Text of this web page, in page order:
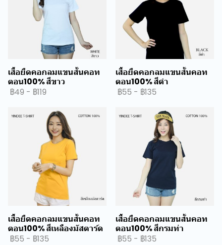
เสื้อยืดคอกลมแขนสั้นคอท
ตอน100% สีขาว
฿49 - ฿119
เสื้อยืดคอกลมแขนสั้นคอท
ตอน100% สีดำ
฿55 - ฿135
เสื้อยืดคอกลมแขนสั้นคอท
ตอน100% สีเหลืองมัสตาร์ด
฿55 - ฿135
เสื้อยืดคอกลมแขนสั้นคอท
ตอน100% สีกรมท่า
฿55 - ฿135